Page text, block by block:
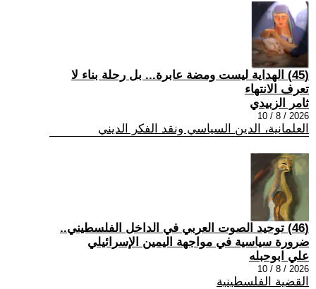
(45) الهداية ليست ومضة عابرة... بل رحلة بناء لا
تعرف الانتهاء
ثامر الزبيدي
2026 / 8 / 10
العلمانية، الدين السياسي ونقد الفكر الديني
(46) توحيد الصوت العربي في الداخل الفلسطيني..
ضرورة سياسية في مواجهة اليمين الإسرائيلي
علي ابوحبله
2026 / 8 / 10
القضية الفلسطينية